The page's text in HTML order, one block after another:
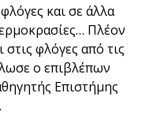
και σε άλλα
Πλέον
στις φλόγες από τις
ο επιβλέπων
Επιστήμης